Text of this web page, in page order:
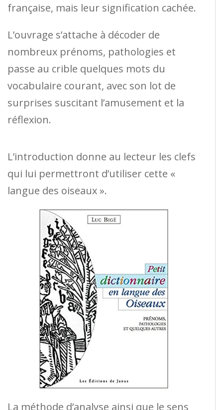
française, mais leur signification cachée.
L’ouvrage s’attache à décoder de
nombreux prénoms, pathologies et
passe au crible quelques mots du
vocabulaire courant, avec son lot de
surprises suscitant l’amusement et la
réflexion.
L’introduction donne au lecteur les clefs
qui lui permettront d’utiliser cette «
langue des oiseaux ».
La méthode d’analyse ainsi que le sens